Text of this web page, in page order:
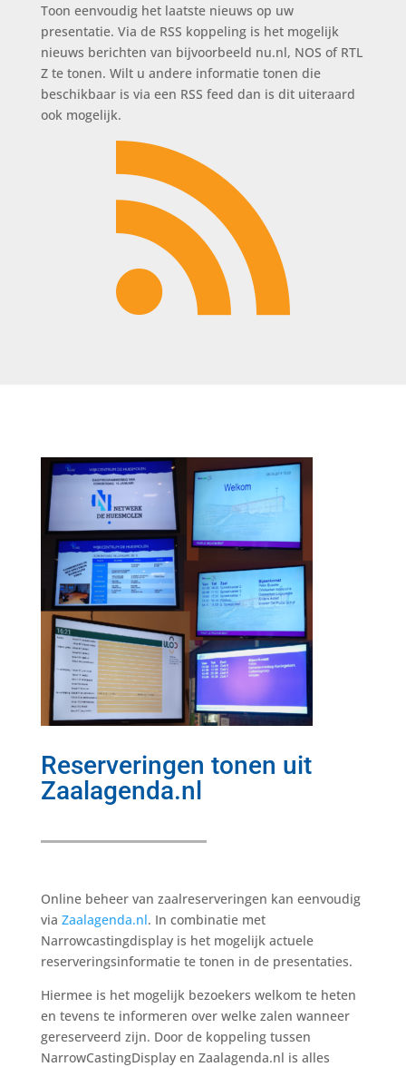
Toon eenvoudig het laatste nieuws op uw
presentatie. Via de RSS koppeling is het mogelijk
nieuws berichten van bijvoorbeeld nu.nl, NOS of RTL
Z te tonen. Wilt u andere informatie tonen die
beschikbaar is via een RSS feed dan is dit uiteraard
ook mogelijk.

Reserveringen tonen uit
Zaalagenda.nl
Online beheer van zaalreserveringen kan eenvoudig
via Zaalagenda.nl. In combinatie met
Narrowcastingdisplay is het mogelijk actuele
reserveringsinformatie te tonen in de presentaties.
Hiermee is het mogelijk bezoekers welkom te heten
en tevens te informeren over welke zalen wanneer
gereserveerd zijn. Door de koppeling tussen
NarrowCastingDisplay en Zaalagenda.nl is alles